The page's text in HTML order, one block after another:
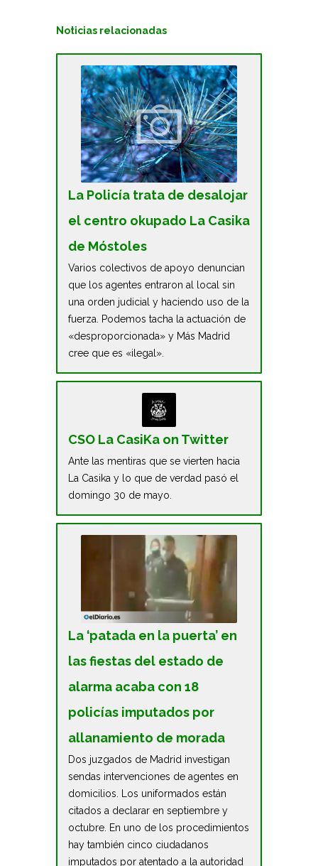
Noticias relacionadas
La Policía trata de desalojar
el centro okupado La Casika
de Móstoles
Varios colectivos de apoyo denuncian
que los agentes entraron al local sin
una orden judicial y haciendo uso de la
fuerza. Podemos tacha la actuación de
«desproporcionada» y Más Madrid
cree que es «ilegal».
CSO La CasiKa on Twitter
Ante las mentiras que se vierten hacia
La Casika y lo que de verdad pasó el
domingo 30 de mayo.
La ‘patada en la puerta’ en
las fiestas del estado de
alarma acaba con 18
policías imputados por
allanamiento de morada
Dos juzgados de Madrid investigan
sendas intervenciones de agentes en
domicilios. Los uniformados están
citados a declarar en septiembre y
octubre. En uno de los procedimientos
hay también cinco ciudadanos
imputados por atentado a la autoridad